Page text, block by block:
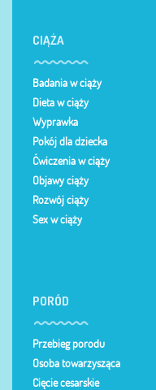
CIĄŻA
Badania w ciąży
Dieta w ciąży
Wyprawka
Pokój dla dziecka
Ćwiczenia w ciąży
Objawy ciąży
Rozwój ciąży
Sex w ciąży
PORÓD
Przebieg porodu
Osoba towarzysząca
Cięcie cesarskie